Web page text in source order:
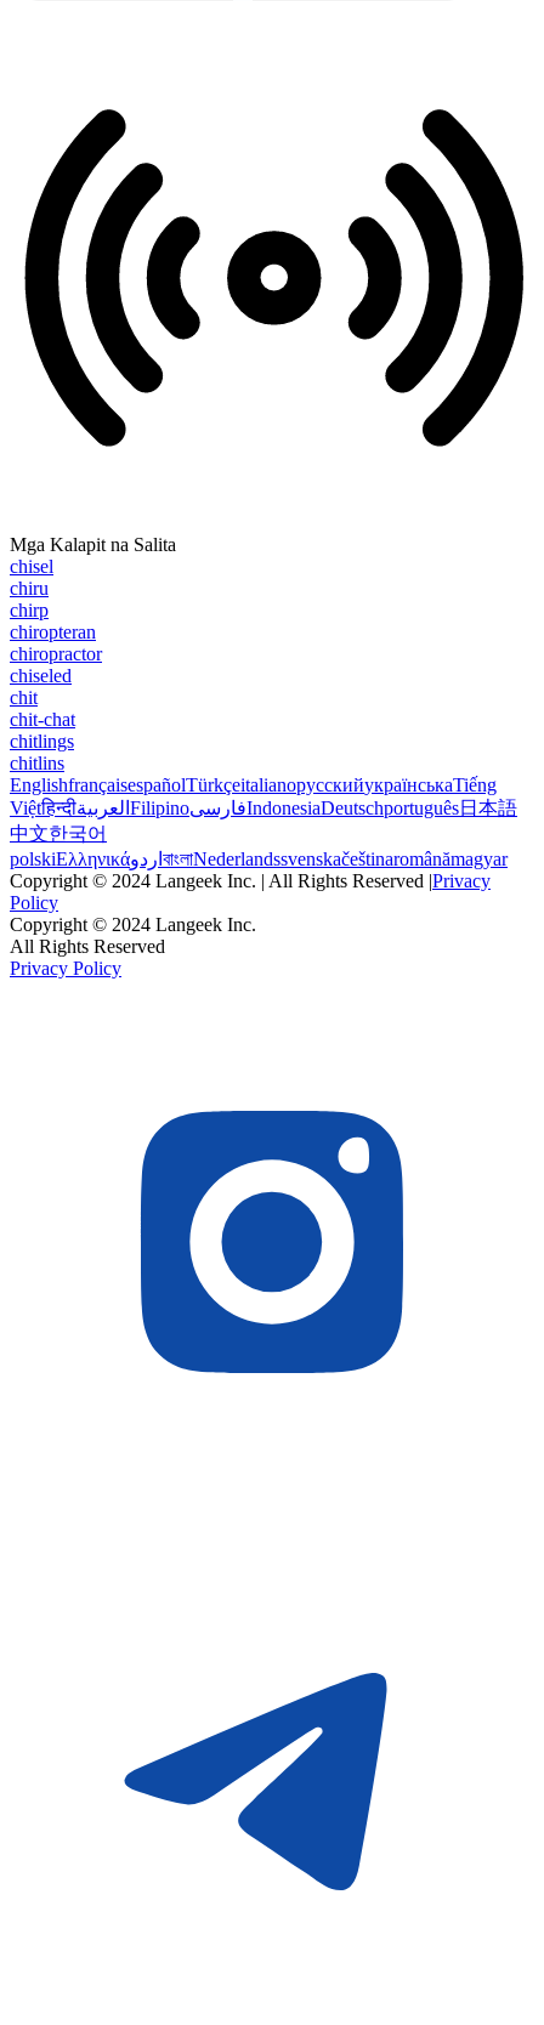
Mga Kalapit na Salita
chisel
chiru
chirp
chiropteran
chiropractor
chiseled
chit
chit-chat
chitlings
chitlins
EnglishfrançaisespañolTürkçeitalianoрусскийукраїнськаTiếng
Việtहिन्दीالعربية FilipinoفارسیIndonesiaDeutschportuguês日本語
中文한국어
polskiΕλληνικάاردو বাংলাNederlandssvenskačeštinaromânămagyar
Copyright © 2024 Langeek Inc. | All Rights Reserved |Privacy
Policy
Copyright © 2024 Langeek Inc.
All Rights Reserved
Privacy Policy